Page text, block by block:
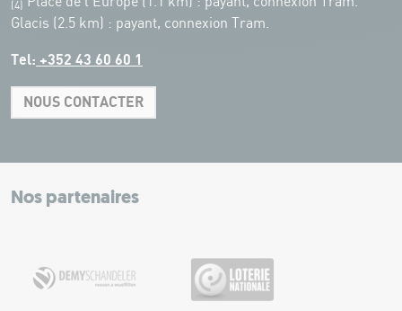
(4)
Glacis (2.5 km) : payant, connexion Tram.
Tel: +352 43 60 60 1
NOUS CONTACTER
+
−
Leaflet|Map tiles by Carto, under CC BY 3.0. Data by OpenStreetMap, under
Nos partenaires